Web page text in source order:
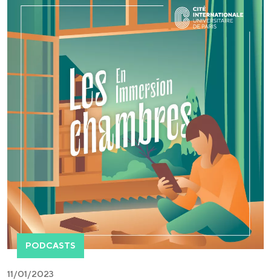
PODCASTS
11/01/2023